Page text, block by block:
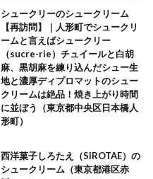
シュークリーのシュークリーム
【再訪問】｜人形町でシュークリ
ームと言えばシュークリー
（sucre-rie）チュイールと白胡
麻、黒胡麻を練り込んだシュー生
地と濃厚ディプロマットのシュー
クリームは絶品！焼き上がり時間
に並ぼう（東京都中央区日本橋人
形町）
西洋菓子しろたえ（SIROTAE）の
シュークリーム（東京都港区赤